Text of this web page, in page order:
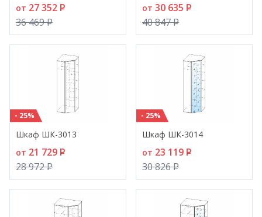
от 27 352 P
36 469P
от 30 635 P
40 847P
- 25%
Шкаф ШК-3013
от 21 729 P
28 972P
- 25%
Шкаф ШК-3014
от 23 119 P
30 826P